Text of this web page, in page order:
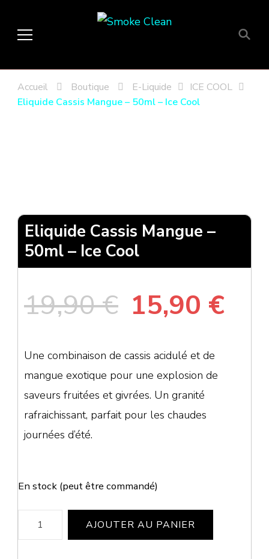
Smoke Clean
Accueil Boutique E-Liquide
ICE COOL
Eliquide Cassis Mangue – 50ml – Ice Cool
Eliquide Cassis Mangue –
50ml – Ice Cool
19,90€ Le
initial
était :
15,90 €
Une combinaison de cassis acidulé et de
mangue exotique pour une explosion de
saveurs fruitées et givrées. Un granité
rafraichissant, parfait pour les chaudes
journées d’été.
En stock (peut être commandé)
quantité
de
AJOUTER AU PANIER